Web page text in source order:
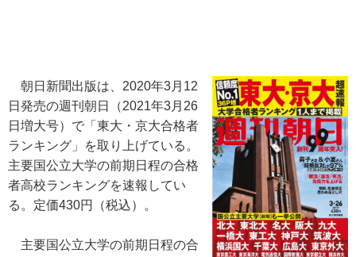
朝日新聞出版は、2020年3月12
日発売の週刊朝日（2021年3月26
日増大号）で「東大・京大合格者
ランキング」を取り上げている。
主要国公立大学の前期日程の合格
者高校ランキングを速報してい
る。定価430円（税込）。
主要国公立大学の前期日程の合